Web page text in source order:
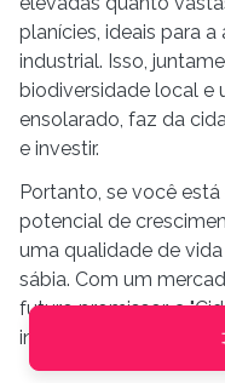
planícies, ideais para
industrial. Isso,
biodiversidade local
ensolarado, faz da
e investir.
Portanto, se você
potencial de
uma qualidade de
sábia. Com um
futuro promissor, a
inúmeras